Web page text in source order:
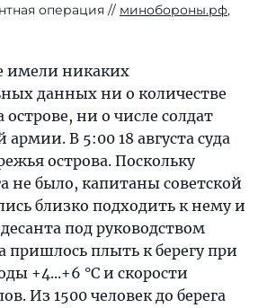
операция минобороны.рф,
имели никаких
данных ни о количестве
ни о числе солдат
В 5:00 18 августа суда
острова. Поскольку
не было, капитаны советской
близко подходить к нему и
под руководством
пришлось плыть к берегу при
+4...+6 °C и скорости
Из 1500 человек до берега